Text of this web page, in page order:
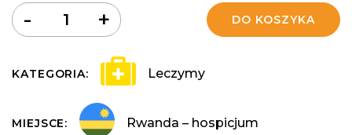
Ilość +
- DO KOSZYKA
KATEGORIA: Leczymy
MIEJSCE: Rwanda – hospicjum